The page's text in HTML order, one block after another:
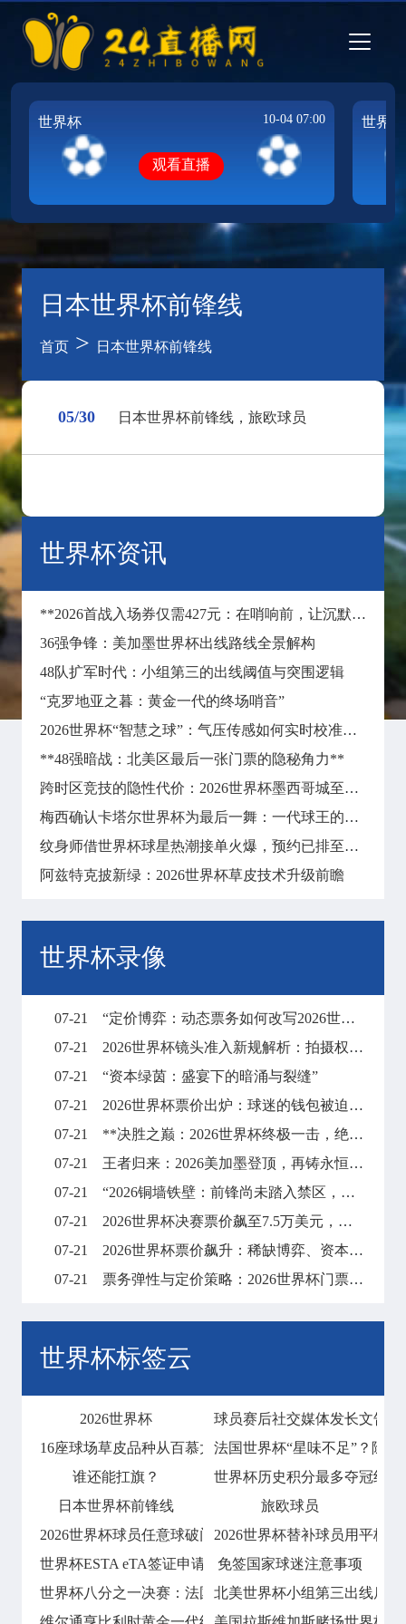
世界杯 10-04 07:00
观看直播
世界杯
日本世界杯前锋线
首页 > 日本世界杯前锋线
05/30 日本世界杯前锋线，旅欧球员
世界杯资讯
**2026首战入场券仅需427元：在哨响前，让沉默彻底失声**
36强争锋：美加墨世界杯出线路线全景解构
48队扩军时代：小组第三的出线阈值与突围逻辑
“克罗地亚之暮：黄金一代的终场哨音”
2026世界杯“智慧之球”：气压传感如何实时校准远射飞行轨迹
**48强暗战：北美区最后一张门票的隐秘角力**
跨时区竞技的隐性代价：2026世界杯墨西哥城至纽约长途飞行对球员昼夜节律与竞技状态的冲击分析
梅西确认卡塔尔世界杯为最后一舞：一代球王的终局之战
纹身师借世界杯球星热潮接单火爆，预约已排至明年
阿兹特克披新绿：2026世界杯草皮技术升级前瞻
世界杯录像
07-21
“定价博弈：动态票务如何改写2026世界杯财富格局”
07-21
2026世界杯镜头准入新规解析：拍摄权限调整与现场执行要点
07-21
“资本绿茵：盛宴下的暗涌与裂缝”
07-21
2026世界杯票价出炉：球迷的钱包被迫“踢满全场”
07-21
**决胜之巅：2026世界杯终极一击，绝杀封王**
07-21
王者归来：2026美加墨登顶，再铸永恒传奇
07-21
“2026铜墙铁壁：前锋尚未踏入禁区，梦想已碎在防线之外”
07-21
2026世界杯决赛票价飙至7.5万美元，天价门票创下历史纪录
07-21
2026世界杯票价飙升：稀缺博弈、资本暗战与全球体育消费版图的结构性重塑
07-21
票务弹性与定价策略：2026世界杯门票市场的溢价平衡机制
世界杯标签云
2026世界杯
球员赛后社交媒体发长文告别
16座球场草皮品种从百慕大到黑麦草的过渡
法国世界杯“星味不足”？除姆
谁还能扛旗？
世界杯历史积分最多夺冠纪录
日本世界杯前锋线
旅欧球员
2026世界杯球员任意球破门会否技惊四座2026世界杯替补球员用平板
世界杯ESTA eTA签证申请指南免签国家球迷注意事项
世界杯八分之一决赛：法国2比0淘汰波兰北美世界杯小组第三出线后